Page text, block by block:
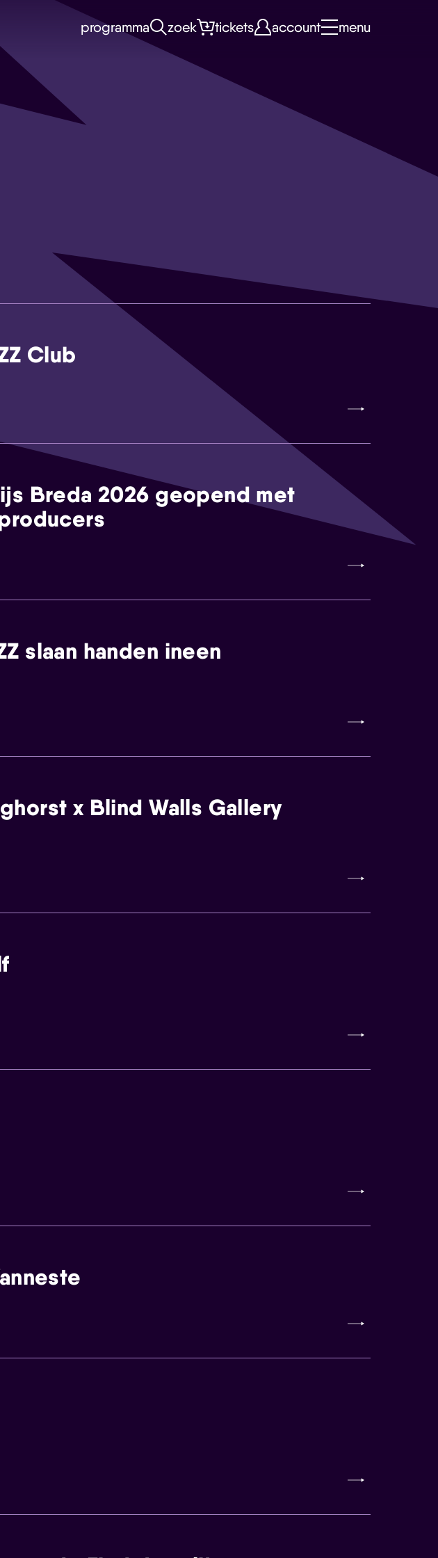
programma zoek tickets account menu
Club
Breda 2026 geopend met
slaan handen ineen
x Blind Walls Gallery